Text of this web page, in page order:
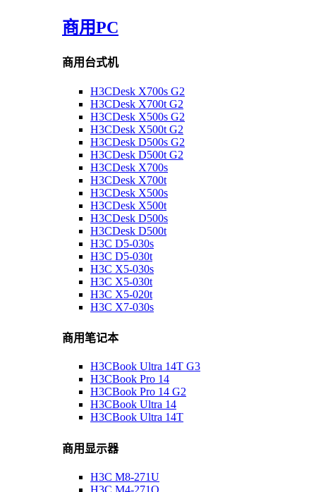
商用PC
商用台式机
H3CDesk X700s G2
H3CDesk X700t G2
H3CDesk X500s G2
H3CDesk X500t G2
H3CDesk D500s G2
H3CDesk D500t G2
H3CDesk X700s
H3CDesk X700t
H3CDesk X500s
H3CDesk X500t
H3CDesk D500s
H3CDesk D500t
H3C D5-030s
H3C D5-030t
H3C X5-030s
H3C X5-030t
H3C X5-020t
H3C X7-030s
商用笔记本
H3CBook Ultra 14T G3
H3CBook Pro 14
H3CBook Pro 14 G2
H3CBook Ultra 14
H3CBook Ultra 14T
商用显示器
H3C M8-271U
H3C M4-271Q